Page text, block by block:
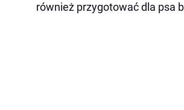
również przygotować dla psa